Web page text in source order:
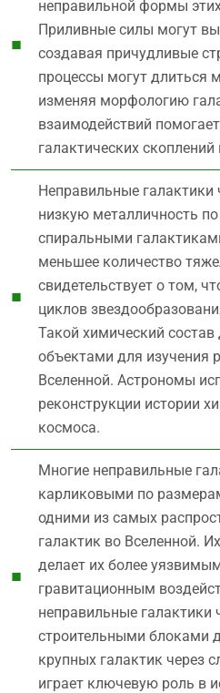
неправильной формы
Приливные силы могут
создавая причудливые
процессы могут длиться
изменяя морфологию
взаимодействий
галактических скоплений
Неправильные галактики
низкую металличность
спиральными
меньшее количество
свидетельствует о том,
циклов
Такой химический
объектами для изучения
Вселенной. Астрономы
реконструкции истории
космоса.
Многие неправильные
карликовыми по
одними из самых
галактик во Вселенной.
делает их более
гравитационным
неправильные галактики
строительными блоками
крупных галактик через
играет ключевую роль в